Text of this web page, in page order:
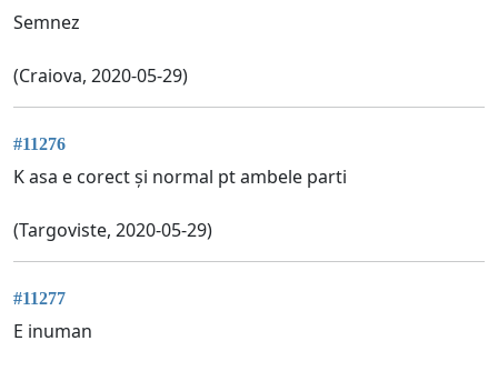
Semnez
(Craiova, 2020-05-29)
#11276
K asa e corect și normal pt ambele parti
(Targoviste, 2020-05-29)
#11277
E inuman